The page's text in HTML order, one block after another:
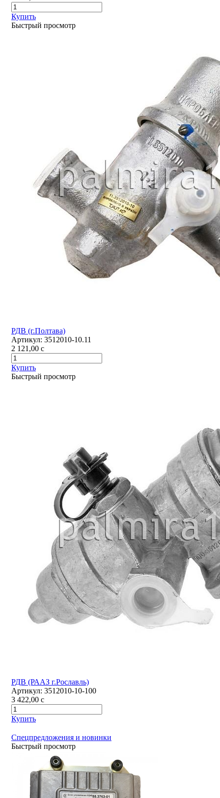
Купить
Быстрый просмотр
РДВ (г.Полтава)
Артикул: 3512010-10.11
2 121,00 c
Купить
Быстрый просмотр
РДВ (РААЗ г.Рославль)
Артикул: 3512010-10-100
3 422,00 c
Купить
Спецпредложения и новинки
Быстрый просмотр